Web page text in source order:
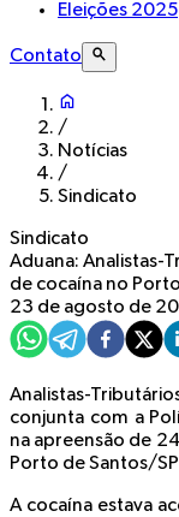
Eleições 2025
Contato
/
Notícias
/
Sindicato
Sindicato
Aduana: Analistas-
de cocaína no
23 de agosto de
Analistas-
conjunta com a
na apreensão de
Porto de Santos/
A cocaína estava